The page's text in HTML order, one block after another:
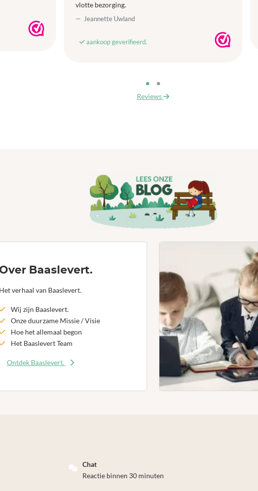
vlotte bezorging.
Jeannette Uwland
aankoop geverifieerd.
Reviews
Baaslevert.
Het verhaal van Baaslevert.
Wij zijn Baaslevert.
Onze duurzame Missie / Visie
Hoe het allemaal begon
Het Baaslevert Team
Ontdek Baaslevert.
Chat
Reactie binnen 30 minuten